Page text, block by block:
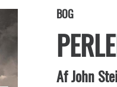
BOG
AfJohn